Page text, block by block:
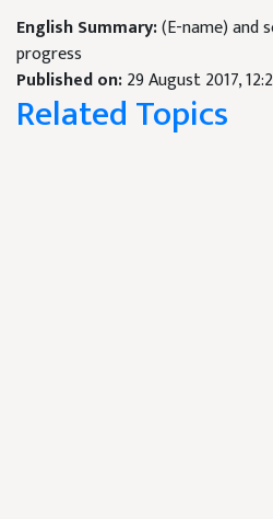
English Summary:(E-name) and
progress
Published on:29 August 2017,
Related Topics